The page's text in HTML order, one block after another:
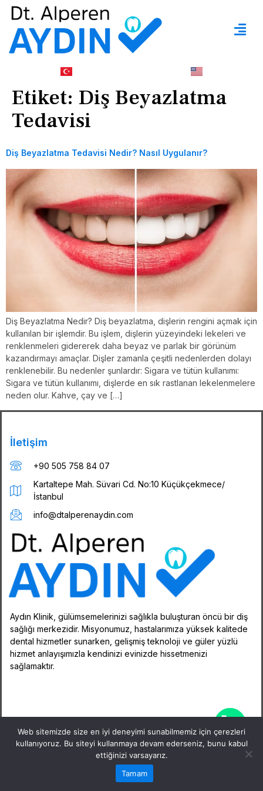
Etiket: Diş Beyazlatma
Tedavisi
Diş Beyazlatma Tedavisi Nedir? Nasıl Uygulanır?
Diş Beyazlatma Nedir? Diş beyazlatma, dişlerin rengini açmak için
kullanılan bir işlemdir. Bu işlem, dişlerin yüzeyindeki lekeleri ve
renklenmeleri gidererek daha beyaz ve parlak bir görünüm
kazandırmayı amaçlar. Dişler zamanla çeşitli nedenlerden dolayı
renklenebilir. Bu nedenler şunlardır: Sigara ve tütün kullanımı:
Sigara ve tütün kullanımı, dişlerde en sık rastlanan lekelenmelere
neden olur. Kahve, çay ve […]
Aydın Klinik, gülümsemelerinizi sağlıkla buluşturan öncü bir diş
sağlığı merkezidir. Misyonumuz, hastalarımıza yüksek kalitede
dental hizmetler sunarken, gelişmiş teknoloji ve güler yüzlü
hizmet anlayışımızla kendinizi evinizde hissetmenizi
sağlamaktır.
İletişim
+90 505 758 84 07
Kartaltepe Mah. Süvari Cd. No:10 Küçükçekmece/
İstanbul
info@dtalperenaydin.com
DT Alperen Aydın © 2026 - Tüm hakları saklıdır.
Perest 360° Dijital Performans Ajansı
Web sitemizde size en iyi deneyimi sunabilmemiz için çerezleri
kullanıyoruz. Bu siteyi kullanmaya devam ederseniz, bunu kabul
ettiğinizi varsayarız.
Tamam